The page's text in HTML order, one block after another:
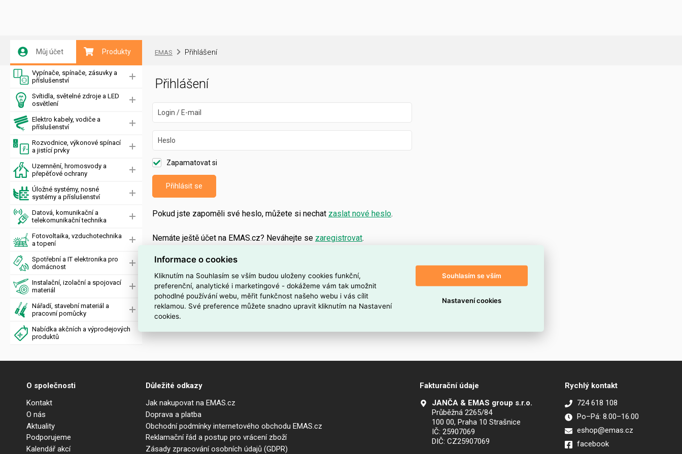
Můj účet Produkty
Vypínače, spínače, zásuvky a
příslušenství
Svítidla, světelné zdroje a LED
osvětlení
Elektro kabely, vodiče a
příslušenství
Rozvodnice, výkonové spínací
a jistící prvky
Uzemnění, hromosvody a
přepěťové ochrany
Úložné systémy, nosné
systémy a příslušenství
Datová, komunikační a
telekomunikační technika
Fotovoltaika, vzduchotechnika
a topení
Spotřební a IT elektronika pro
domácnost
Instalační, izolační a spojovací
materiál
Nářadí, stavební materiál a
pracovní pomůcky
Nabídka akčních a výprodejových
produktů
EMAS Přihlášení
Přihlášení
Login / E-mail
Heslo
Zapamatovat si
Přihlásit se
Pokud jste zapoměli své heslo, můžete si nechat zaslat nové heslo.
Nemáte ještě účet na EMAS.cz? Neváhejte se zaregistrovat.
O společnosti
Kontakt
O nás
Aktuality
Podporujeme
Kalendář akcí
Důležité odkazy
Jak nakupovat na EMAS.cz
Doprava a platba
Obchodní podmínky internetového obchodu EMAS.cz
Reklamační řád a postup pro vrácení zboží
Zásady zpracování osobních údajů (GDPR)
Fakturační údaje
JANČA & EMAS group s.r.o.
Průběžná 2265/84
100 00, Praha 10 Strašnice
IČ: 25907069
DIČ: CZ25907069
Rychlý kontakt
724 618 108
Po–Pá: 8.00–16.00
eshop@emas.cz
facebook
Informace o cookies
Kliknutím na Souhlasím se vším budou uloženy cookies funkční,
preferenční, analytické i marketingové - dokážeme vám tak umožnit
pohodlné používání webu, měřit funkčnost našeho webu i vás cílit
reklamou. Své preference můžete snadno upravit kliknutím na Nastavení
cookies.
Souhlasím se vším
Nastavení cookies